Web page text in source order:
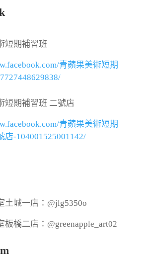
短期補習班
青蘋果美術短期
短期補習班 二號店
青蘋果美術短期
店-104001525001142/
土城一店：@jlg5350o
板橋二店：@greenapple_art02